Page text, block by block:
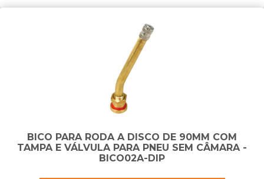
BICO PARA RODA A DISCO DE 90MM COM
TAMPA E VÁLVULA PARA PNEU SEM CÂMARA -
BICO02A-DIP